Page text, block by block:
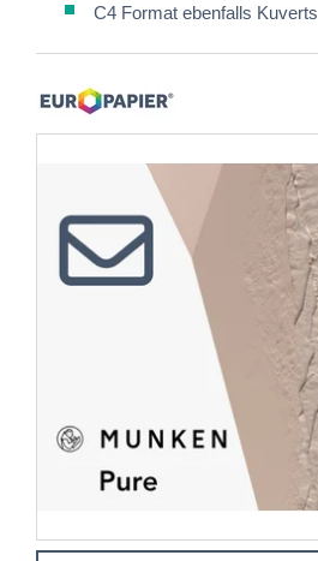
C4 Format ebenfalls Kuverts